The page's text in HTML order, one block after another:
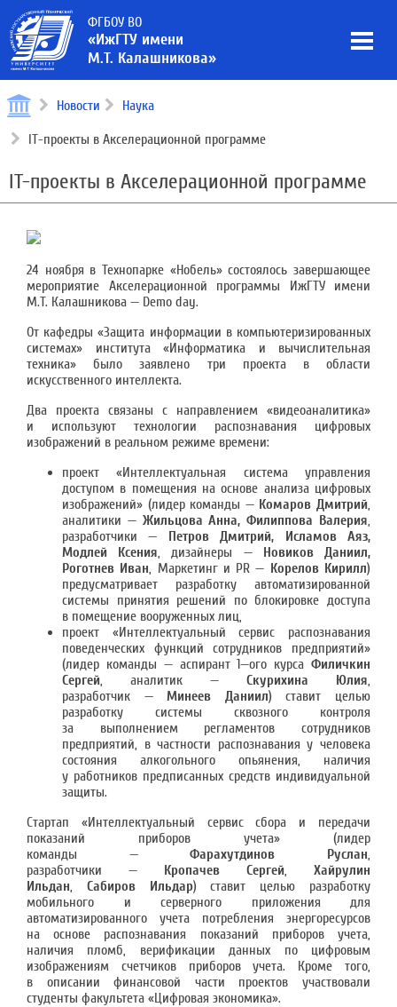
ФГБОУ ВО
«ИжГТУ имени
М.Т. Калашникова»
Новости Наука
IT-проекты в Акселерационной программе
IT-проекты в Акселерационной программе
24 ноября в Технопарке «Нобель» состоялось завершающее
мероприятие Акселерационной программы ИжГТУ имени
М.Т. Калашникова — Demo day.
От кафедры «Защита информации в компьютеризированных
системах» института «Информатика и вычислительная
техника» было заявлено три проекта в области
искусственного интеллекта.
Два проекта связаны с направлением «видеоаналитика»
и используют технологии распознавания цифровых
изображений в реальном режиме времени:
проект «Интеллектуальная система управления
доступом в помещения на основе анализа цифровых
изображений» (лидер команды — Комаров Дмитрий,
аналитики — Жильцова Анна, Филиппова Валерия,
разработчики — Петров Дмитрий, Исламов Аяз,
Модлей Ксения, дизайнеры — Новиков Даниил,
Роготнев Иван, Маркетинг и PR — Корелов Кирилл)
предусматривает разработку автоматизированной
системы принятия решений по блокировке доступа
в помещение вооруженных лиц,
проект «Интеллектуальный сервис распознавания
поведенческих функций сотрудников предприятий»
(лидер команды — аспирант 1—ого курса Филичкин
Сергей, аналитик — Скурихина Юлия,
разработчик —Минеев Даниил) ставит целью
разработку системы сквозного контроля
за выполнением регламентов сотрудников
предприятий, в частности распознавания у человека
состояния алкогольного опьянения, наличия
у работников предписанных средств индивидуальной
защиты.
Стартап «Интеллектуальный сервис сбора и передачи
показаний приборов учета» (лидер
команды —Фарахутдинов Руслан,
разработчики — Кропачев Сергей, Хайрулин
Ильдан, Сабиров Ильдар) ставит целью разработку
мобильного и серверного приложения для
автоматизированного учета потребления энергоресурсов
на основе распознавания показаний приборов учета,
наличия пломб, верификации данных по цифровым
изображениям счетчиков приборов учета. Кроме того,
в описании финансовой части проектов участвовали
студенты факультета «Цифровая экономика».